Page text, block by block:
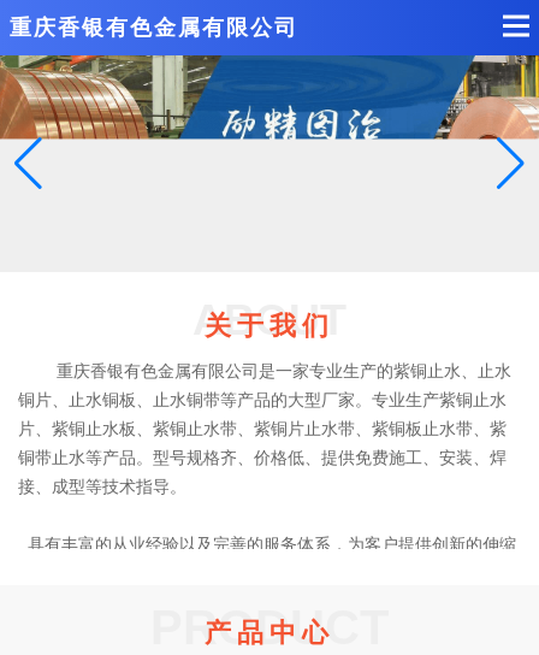
重庆香银有色金属有限公司
ABOUT
关于我们
重庆香银有色金属有限公司是一家专业生产的紫铜止水、止水
铜片、止水铜板、止水铜带等产品的大型厂家。专业生产紫铜止水
片、紫铜止水板、紫铜止水带、紫铜片止水带、紫铜板止水带、紫
铜带止水等产品。型号规格齐、价格低、提供免费施工、安装、焊
接、成型等技术指导。
具有丰富的从业经验以及完善的服务体系，为客户提供创新的伸缩
PRODUCT
产品中心